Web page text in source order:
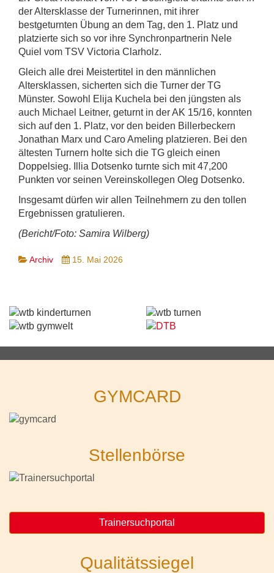
der Altersklasse der Turnerinnen, mit ihrer
bestgeturnten Übung an dem Tag, den 1. Platz und
platzierte sich so vor ihre Synchronpartnerin Nele
Quiel vom TSV Victoria Clarholz.
Gleich alle drei Meistertitel in den männlichen
Altersklassen, sicherten sich die Turner der TG
Münster. Sowohl Elija Kuchela bei den jüngsten als
auch Michael Leitner, geturnt in der AK 15/16, konnten
sich auf den 1. Platz, vor den beiden Billerbeckern
Jonathan Marx und Caro Ameling platzieren. Bei den
ältesten Turnern holte sich die TG gleich einen
Doppelsieg. Illia Dotsenko turnte sich mit 47,200
Punkten vor seinen Vereinskollegen Oleg Dotsenko.
Insgesamt dürfen wir allen Teilnehmern zu den tollen
Ergebnissen gratulieren.
(Bericht/Foto: Samira Wilberg)
Archiv 15. Mai 2026
GYMCARD
Stellenbörse
Trainersuchportal
Qualitätssiegel